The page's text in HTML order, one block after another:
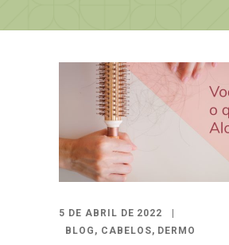
5 DE ABRIL DE 2022
BLOG , CABELOS, DERMO